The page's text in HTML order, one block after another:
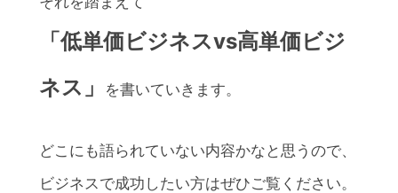
「低単価ビジネスvs高単価ビジ
ネス」
を書いていきます。
どこにも語られていない内容かなと思うので、
ビジネスで成功したい方はぜひご覧ください。